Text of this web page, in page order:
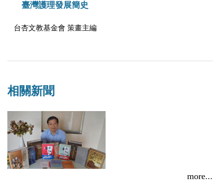
臺灣護理發展簡史
台杏文教基金會 策畫主編
相關新聞
more...